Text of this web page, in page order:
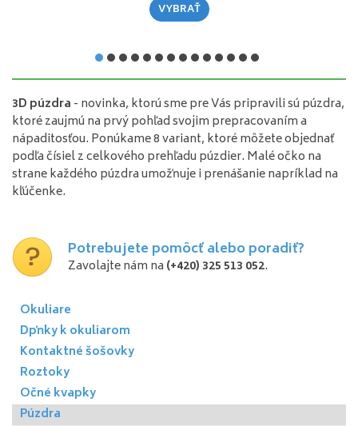
VYBRAŤ
3D púzdra - novinka, ktorú sme pre Vás pripravili sú púzdra,
ktoré zaujmú na prvý pohľad svojim prepracovaním a
nápaditosťou. Ponúkame 8 variant, ktoré môžete objednať
podľa čísiel z celkového prehľadu púzdier. Malé očko na
strane každého púzdra umožňuje i prenášanie napríklad na
kľúčenke.
Potrebujete pomôcť alebo poradiť?
Zavolajte nám na (+420) 325 513 052.
Okuliare
Dpňky k okuliarom
Kontaktné šošovky
Roztoky
Očné kvapky
Púzdra